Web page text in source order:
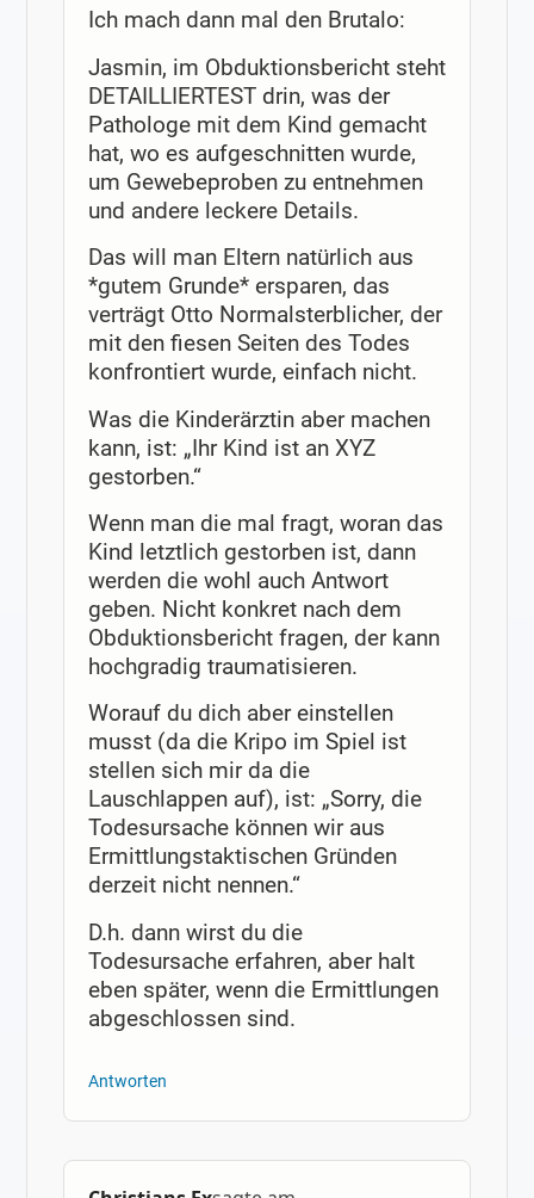
Ich mach dann mal den Brutalo:
Jasmin, im Obduktionsbericht steht
DETAILLIERTEST drin, was der
Pathologe mit dem Kind gemacht
hat, wo es aufgeschnitten wurde,
um Gewebeproben zu entnehmen
und andere leckere Details.
Das will man Eltern natürlich aus
*gutem Grunde* ersparen, das
verträgt Otto Normalsterblicher, der
mit den fiesen Seiten des Todes
konfrontiert wurde, einfach nicht.
Was die Kinderärztin aber machen
kann, ist: „Ihr Kind ist an XYZ
gestorben.“
Wenn man die mal fragt, woran das
Kind letztlich gestorben ist, dann
werden die wohl auch Antwort
geben. Nicht konkret nach dem
Obduktionsbericht fragen, der kann
hochgradig traumatisieren.
Worauf du dich aber einstellen
musst (da die Kripo im Spiel ist
stellen sich mir da die
Lauschlappen auf), ist: „Sorry, die
Todesursache können wir aus
Ermittlungstaktischen Gründen
derzeit nicht nennen.“
D.h. dann wirst du die
Todesursache erfahren, aber halt
eben später, wenn die Ermittlungen
abgeschlossen sind.
Antworten